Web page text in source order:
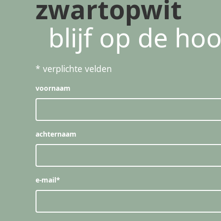
zwartopwit
blijf op de
* verplichte velden
voornaam
achternaam
e-mail*